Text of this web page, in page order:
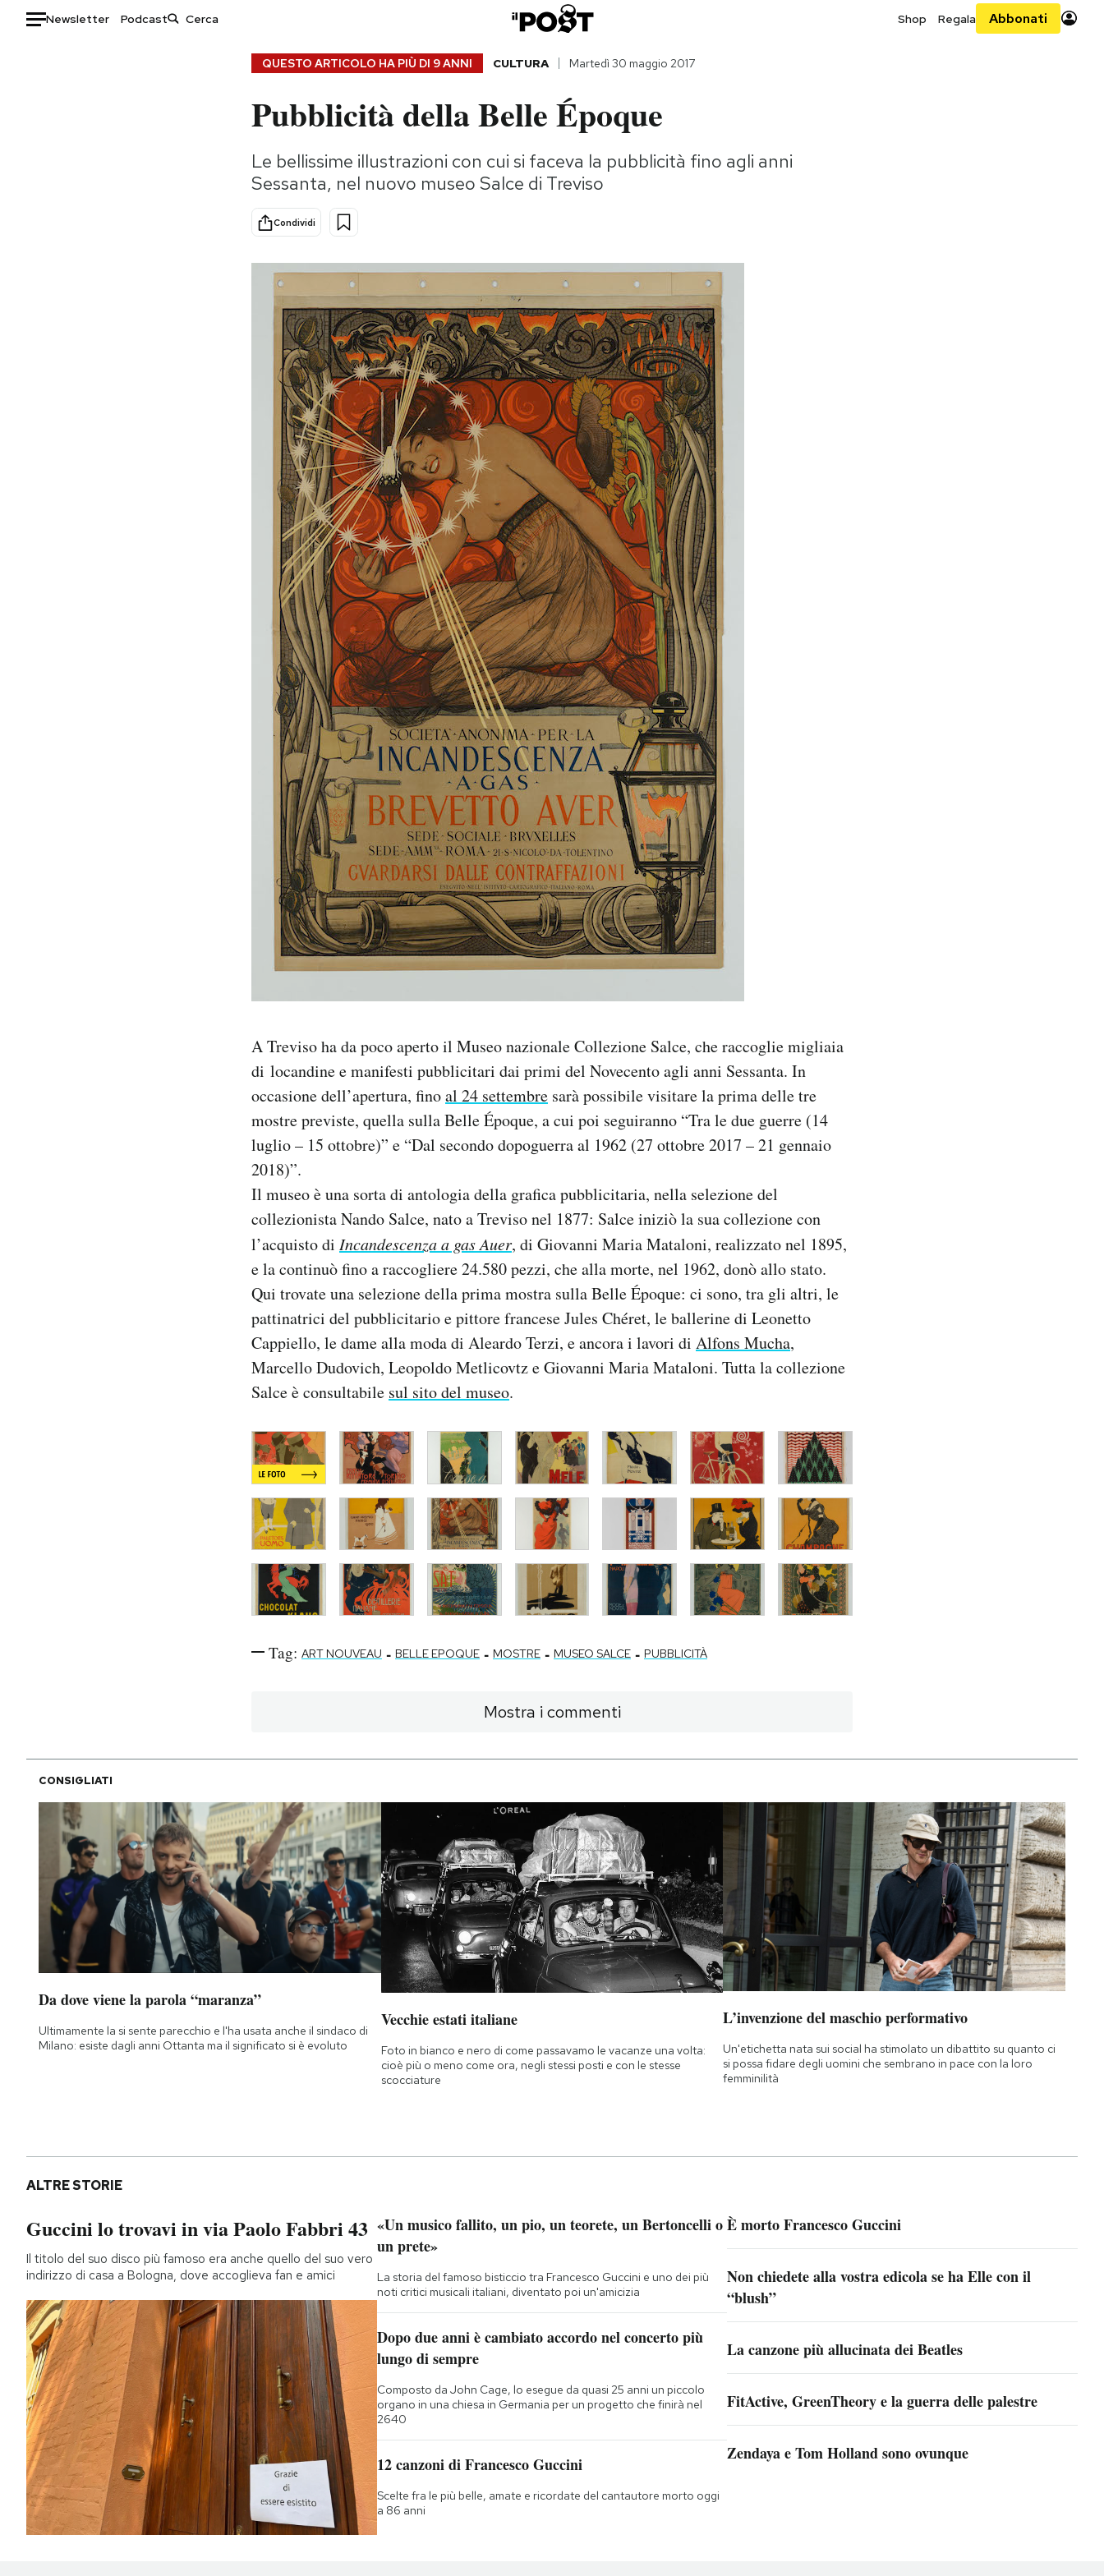
Newsletter Podcast Shop Regala Abbonati
Consumismi
Storie/Idee
Ok Boomer!
Mondiali calcio 2026
QUESTO ARTICOLO HA PIÙ DI 9 ANNI CULTURA Martedì 30 maggio 2017
Pubblicità della Belle Époque
Le bellissime illustrazioni con cui si faceva la pubblicità fino agli anni
Sessanta, nel nuovo museo Salce di Treviso
Condividi
A Treviso ha da poco aperto il Museo nazionale Collezione Salce, che raccoglie migliaia
di locandine e manifesti pubblicitari dai primi del Novecento agli anni Sessanta. In
occasione dell’apertura, finoal 24 settembre sarà possibile visitare la prima delle tre
mostre previste, quella sulla Belle Époque, a cui poi seguiranno “Tra le due guerre (14
luglio – 15 ottobre)” e “Dal secondo dopoguerra al 1962 (27 ottobre 2017 – 21 gennaio
2018)”.
Il museo è una sorta di antologia della grafica pubblicitaria, nella selezione del
collezionista Nando Salce, nato a Treviso nel 1877: Salce iniziò la sua collezione con
l’acquisto di Incandescenza a gas Auer, di Giovanni Maria Mataloni, realizzato nel 1895,
e la continuò fino a raccogliere 24.580 pezzi, che alla morte, nel 1962, donò allo stato.
Qui trovate una selezione della prima mostra sulla Belle Époque: ci sono, tra gli altri, le
pattinatrici del pubblicitario e pittore francese Jules Chéret, le ballerine di Leonetto
Cappiello, le dame alla moda di Aleardo Terzi, e ancora i lavori di Alfons Mucha,
Marcello Dudovich, Leopoldo Metlicovtz e Giovanni Maria Mataloni. Tutta la collezione
Salce è consultabile sul sito del museo.
Tag: ART NOUVEAU - BELLE EPOQUE - MOSTRE - MUSEO SALCE - PUBBLICITÀ
Mostra i commenti
CONSIGLIATI
Da dove viene la parola “maranza”
Ultimamente la si sente parecchio e l'ha usata anche il sindaco di
Milano: esiste dagli anni Ottanta ma il significato si è evoluto
Vecchie estati italiane
Foto in bianco e nero di come passavamo le vacanze una volta:
cioè più o meno come ora, negli stessi posti e con le stesse
scocciature
L’invenzione del maschio performativo
Un'etichetta nata sui social ha stimolato un dibattito su quanto ci
si possa fidare degli uomini che sembrano in pace con la loro
femminilità
ALTRE STORIE
Guccini lo trovavi in via Paolo Fabbri 43
Il titolo del suo disco più famoso era anche quello del suo vero
indirizzo di casa a Bologna, dove accoglieva fan e amici
«Un musico fallito, un pio, un teorete, un Bertoncelli o
un prete»
La storia del famoso bisticcio tra Francesco Guccini e uno dei più
noti critici musicali italiani, diventato poi un'amicizia
Dopo due anni è cambiato accordo nel concerto più
lungo di sempre
Composto da John Cage, lo esegue da quasi 25 anni un piccolo
organo in una chiesa in Germania per un progetto che finirà nel
2640
12 canzoni di Francesco Guccini
Scelte fra le più belle, amate e ricordate del cantautore morto oggi
a 86 anni
È morto Francesco Guccini
Non chiedete alla vostra edicola se ha Elle con il
“blush”
La canzone più allucinata dei Beatles
FitActive, GreenTheory e la guerra delle palestre
Zendaya e Tom Holland sono ovunque